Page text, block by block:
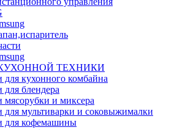
КУХОННОЙ ТЕХНИКИ
для кухонного комбайна
для блендера
мясорубки и миксера
для мультиварки и соковыжималки
для кофемашины